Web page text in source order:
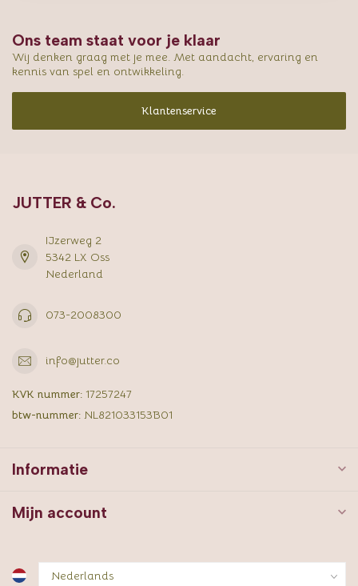
Ons team staat voor je klaar
Wij denken graag met je mee. Met aandacht, ervaring en
kennis van spel en ontwikkeling.
Klantenservice
JUTTER & Co.
IJzerweg 2
5342 LX Oss
Nederland
073-2008300
info@jutter.co
KVK nummer: 17257247
btw-nummer: NL821033153B01
Informatie
Mijn account